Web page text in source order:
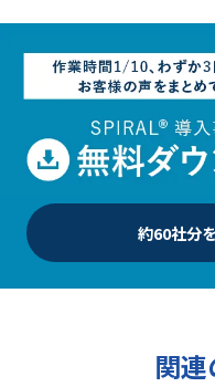
約60社分
関